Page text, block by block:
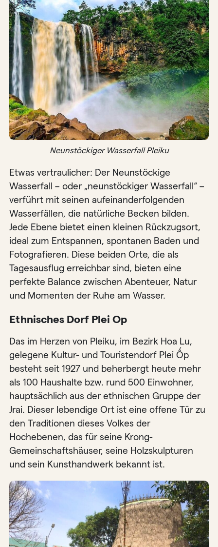
Neunstöckiger Wasserfall Pleiku
Etwas vertraulicher: Der Neunstöckige
Wasserfall – oder „neunstöckiger Wasserfall“ –
verführt mit seinen aufeinanderfolgenden
Wasserfällen, die natürliche Becken bilden.
Jede Ebene bietet einen kleinen Rückzugsort,
ideal zum Entspannen, spontanen Baden und
Fotografieren. Diese beiden Orte, die als
Tagesausflug erreichbar sind, bieten eine
perfekte Balance zwischen Abenteuer, Natur
und Momenten der Ruhe am Wasser.
Ethnisches Dorf Plei Op
Das im Herzen von Pleiku, im Bezirk Hoa Lu,
gelegene Kultur- und Touristendorf Plei Ốp
besteht seit 1927 und beherbergt heute mehr
als 100 Haushalte bzw. rund 500 Einwohner,
hauptsächlich aus der ethnischen Gruppe der
Jrai. Dieser lebendige Ort ist eine offene Tür zu
den Traditionen dieses Volkes der
Hochebenen, das für seine Krong-
Gemeinschaftshäuser, seine Holzskulpturen
und sein Kunsthandwerk bekannt ist.